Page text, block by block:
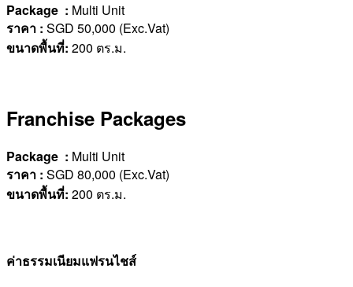
Package : Multi Unit
ราคา : SGD 50,000 (Exc.Vat)
ขนาดพื้นที่: 200 ตร.ม.
Franchise Packages
Package : Multi Unit
ราคา : SGD 80,000 (Exc.Vat)
ขนาดพื้นที่: 200 ตร.ม.
ค่าธรรมเนียมแฟรนไชส์